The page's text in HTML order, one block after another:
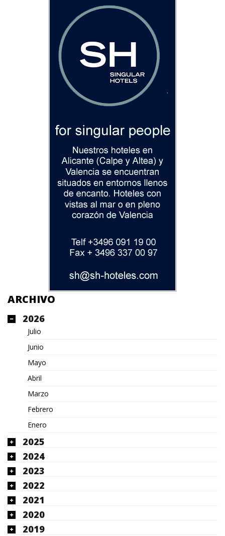
ARCHIVO
2026
Julio
Junio
Mayo
Abril
Marzo
Febrero
Enero
2025
2024
2023
2022
2021
2020
2019